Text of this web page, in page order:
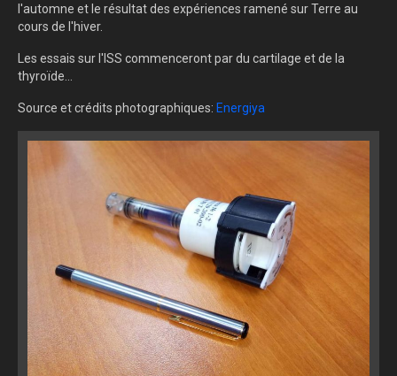
l'automne et le résultat des expériences ramené sur Terre au
cours de l'hiver.
Les essais sur l'ISS commenceront par du cartilage et de la
thyroïde...
Source et crédits photographiques: Energiya